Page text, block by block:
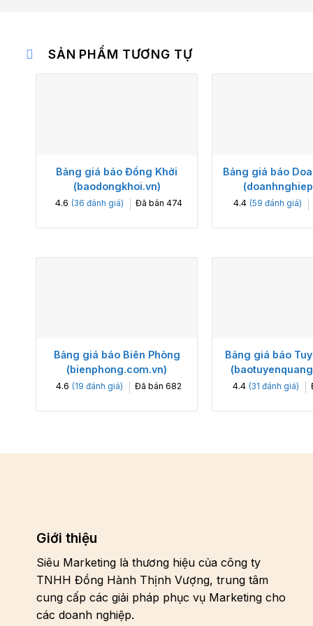
SẢN PHẨM TƯƠNG TỰ
Bảng giá báo Đồng Khởi
(baodongkhoi.vn)
4.6 (36 đánh giá) Đã bán 474
Bảng giá báo
4.4 (59 đánh giá)
Bảng giá báo Biên Phòng
(bienphong.com.vn)
4.6 (19 đánh giá) Đã bán 682
Bảng giá báo
4.4 (31 đánh giá)
Giới thiệu
Siêu Marketing là thương hiệu của công ty
TNHH Đồng Hành Thịnh Vượng, trung tâm
cung cấp các giải pháp phục vụ Marketing cho
các doanh nghiệp.